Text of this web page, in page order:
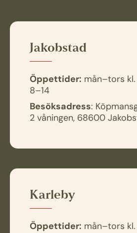
Jakobstad
Öppettider: mån–tors kl.
8–14
Besöksadress:
2 våningen, 68600
Karleby
Öppettider: mån–tors kl.